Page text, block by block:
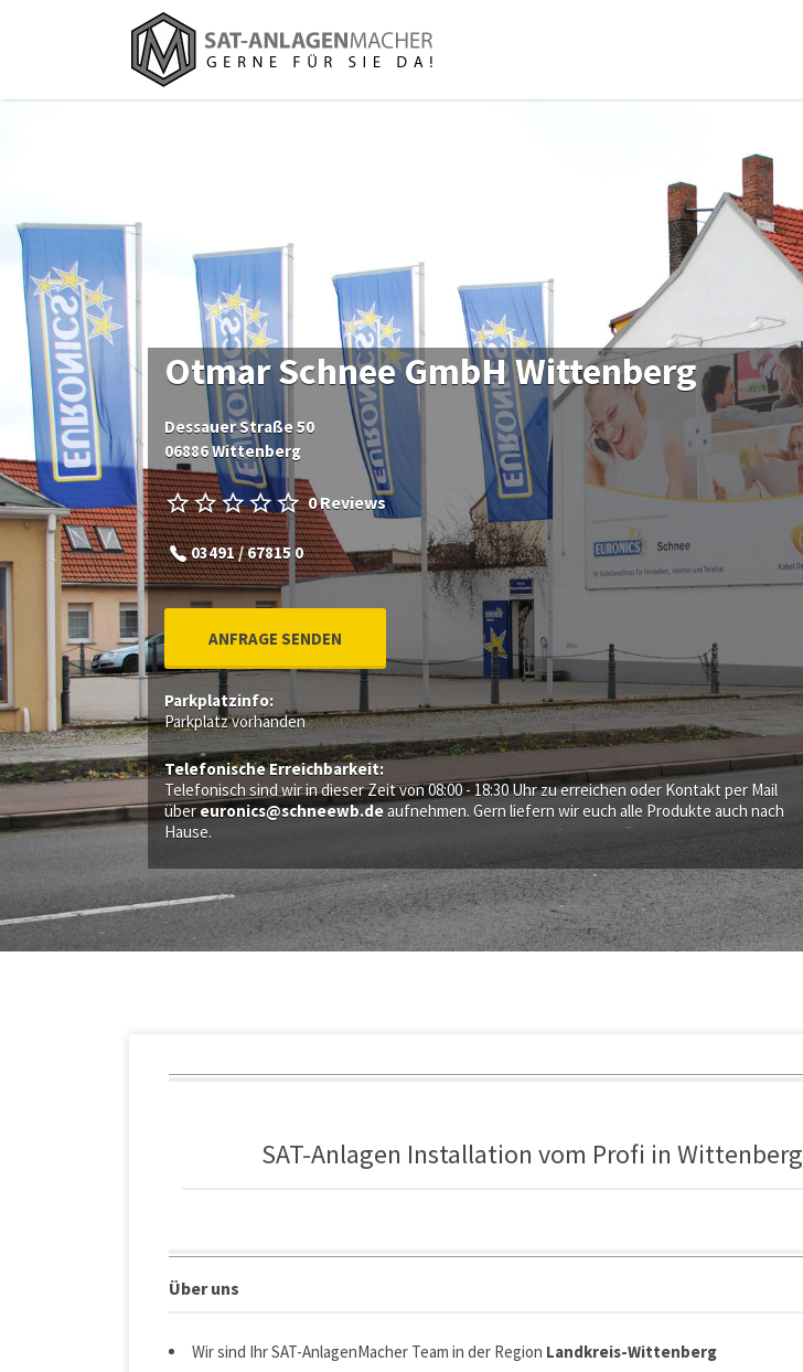
Suchen
nach:
Otmar Schnee GmbH Wittenberg
Dessauer Straße 50
06886 Wittenberg
0 Reviews
03491 / 67815 0
ANFRAGE SENDEN
Parkplatzinfo:
Parkplatz vorhanden
Telefonische Erreichbarkeit:
Telefonisch sind wir in dieser Zeit von 08:00 - 18:30 Uhr zu erreichen oder Kontakt per Mail
übereuronics@schneewb.deaufnehmen. Gern liefern wir euch alle Produkte auch nach
Hause.
SAT-Anlagen Installation vom Profi in Wittenberg
Über uns
Wir sind Ihr SAT-AnlagenMacher Team in der Region Landkreis-Wittenberg